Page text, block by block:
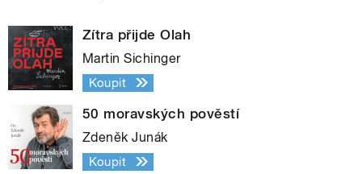
Zítra přijde Olah
Martin Sichinger
Koupit
50 moravských pověstí
Zdeněk Junák
Koupit